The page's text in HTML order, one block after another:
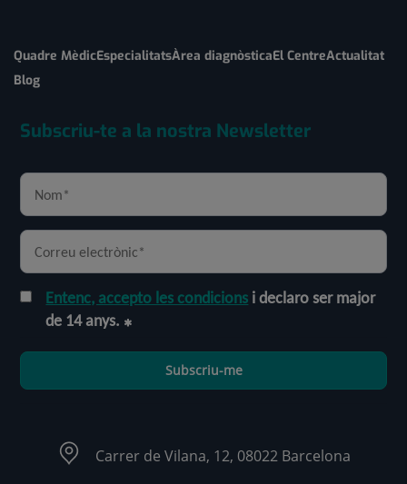
Quadre MèdicEspecialitatsÀrea diagnòsticaEl CentreActualitat
Blog
Subscriu-te a la nostra Newsletter
Entenc, accepto les condicions i declaro ser major
de 14 anys.
Subscriu-me
Carrer de Vilana, 12, 08022 Barcelona